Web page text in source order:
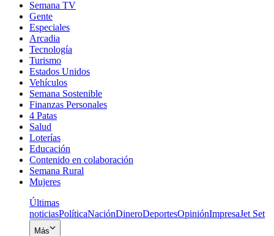
Semana TV
Gente
Especiales
Arcadia
Tecnología
Turismo
Estados Unidos
Vehículos
Semana Sostenible
Finanzas Personales
4 Patas
Salud
Loterías
Educación
Contenido en colaboración
Semana Rural
Mujeres
Últimas
noticiasPolíticaNaciónDineroDeportesOpiniónImpresaJet Set
Más